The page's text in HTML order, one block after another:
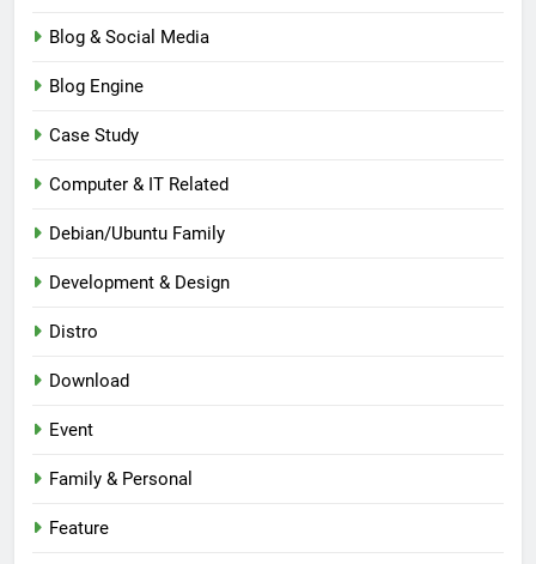
Blog & Social Media
Blog Engine
Case Study
Computer & IT Related
Debian/Ubuntu Family
Development & Design
Distro
Download
Event
Family & Personal
Feature